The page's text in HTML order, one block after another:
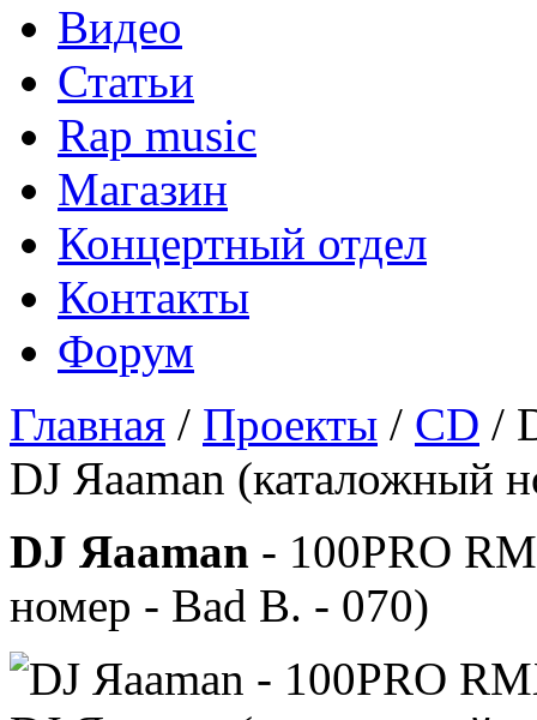
Видео
Статьи
Rap music
Магазин
Концертный отдел
Контакты
Форум
Главная / Проекты / CD /
DJ Яaaman (каталожный
DJ Яaaman - 100PRO
номер - Bad B. - 070)